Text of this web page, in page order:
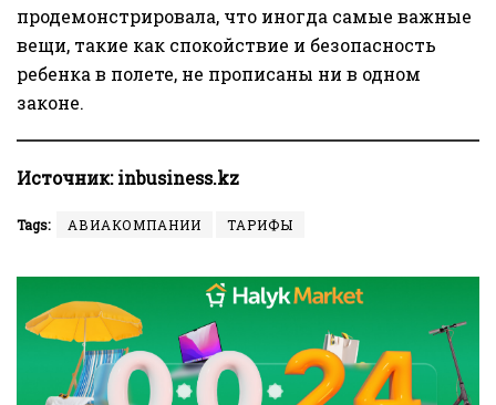
продемонстрировала, что иногда самые важные
вещи, такие как спокойствие и безопасность
ребенка в полете, не прописаны ни в одном
законе.
Источник:inbusiness.kz
Tags: АВИАКОМПАНИИ ТАРИФЫ